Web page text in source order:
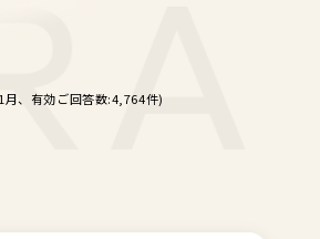
、有効ご回答数:4,764件)